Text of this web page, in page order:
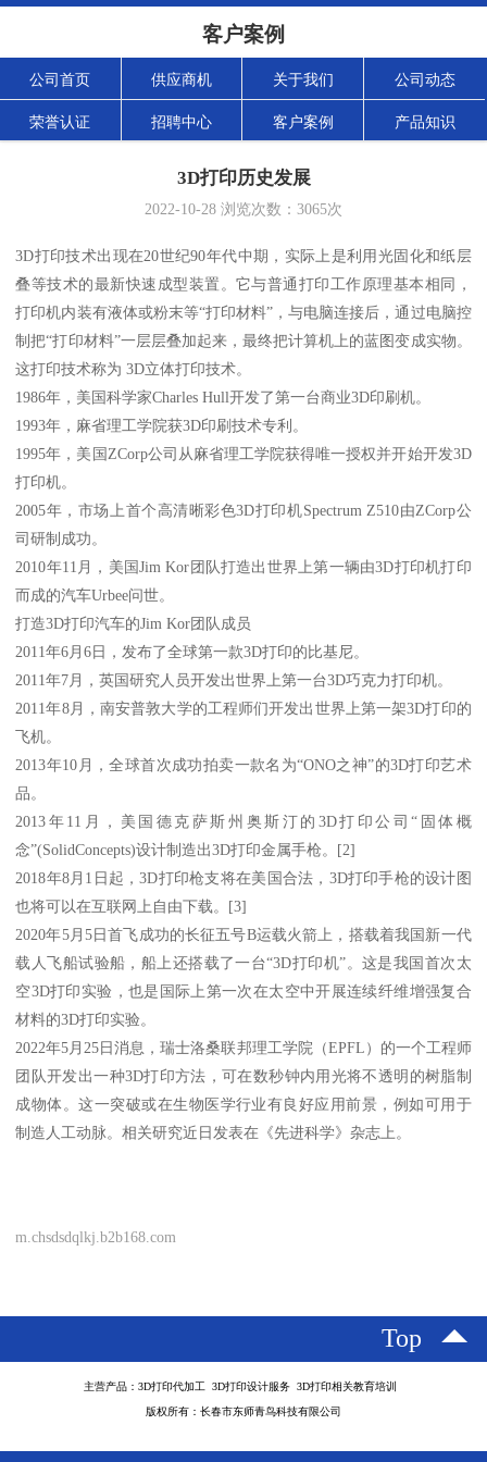
客户案例
公司首页 供应商机 关于我们 公司动态
荣誉认证 招聘中心 客户案例 产品知识
3D打印历史发展
2022-10-28 浏览次数： 3065次
3D打印技术出现在20世纪90年代中期，实际上是利用光固化和纸层
叠等技术的最新快速成型装置。它与普通打印工作原理基本相同，
打印机内装有液体或粉末等“打印材料”，与电脑连接后，通过电脑控
制把“打印材料”一层层叠加起来，最终把计算机上的蓝图变成实物。
这打印技术称为 3D立体打印技术。
1986年，美国科学家Charles Hull开发了第一台商业3D印刷机。
1993年，麻省理工学院获3D印刷技术专利。
1995年，美国ZCorp公司从麻省理工学院获得唯一授权并开始开发3D
打印机。
2005年，市场上首个高清晰彩色3D打印机Spectrum Z510由ZCorp公
司研制成功。
2010年11月，美国Jim Kor团队打造出世界上第一辆由3D打印机打印
而成的汽车Urbee问世。
打造3D打印汽车的Jim Kor团队成员
2011年6月6日，发布了全球第一款3D打印的比基尼。
2011年7月，英国研究人员开发出世界上第一台3D巧克力打印机。
2011年8月，南安普敦大学的工程师们开发出世界上第一架3D打印的
飞机。
2013年10月，全球首次成功拍卖一款名为“ONO之神”的3D打印艺术
品。
2013年11月，美国德克萨斯州奥斯汀的3D打印公司“固体概
念”(SolidConcepts)设计制造出3D打印金属手枪。[2]
2018年8月1日起，3D打印枪支将在美国合法，3D打印手枪的设计图
也将可以在互联网上自由下载。[3]
2020年5月5日首飞成功的长征五号B运载火箭上，搭载着我国新一代
载人飞船试验船，船上还搭载了一台“3D打印机”。这是我国首次太
空3D打印实验，也是国际上第一次在太空中开展连续纤维增强复合
材料的3D打印实验。
2022年5月25日消息，瑞士洛桑联邦理工学院（EPFL）的一个工程师
团队开发出一种3D打印方法，可在数秒钟内用光将不透明的树脂制
成物体。这一突破或在生物医学行业有良好应用前景，例如可用于
制造人工动脉。相关研究近日发表在《先进科学》杂志上。
m.chsdsdqlkj.b2b168.com
Top
主营产品：3D打印代加工 3D打印设计服务 3D打印相关教育培训
版权所有：长春市东师青鸟科技有限公司